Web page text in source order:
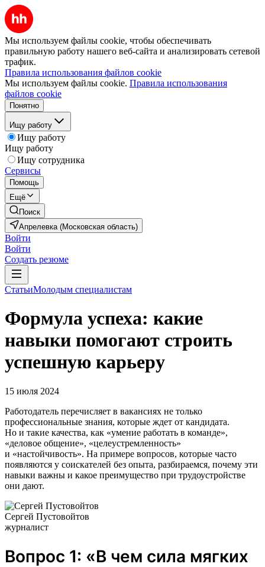
Мы используем файлы cookie, чтобы обеспечивать
правильную работу нашего веб-сайта и анализировать сетевой
трафик.
Правила использования файлов cookie
Мы используем файлы cookie. Правила использования
файлов cookie
Понятно
Ищу работу
Ищу работу
Ищу работу
Ищу сотрудника
Сервисы
Помощь
Ещё
Поиск
Апрелевка (Московская область)
Войти
Войти
Создать резюме
СтатьиМолодым специалистам
Формула успеха: какие
навыки помогают строить
успешную карьеру
15 июля 2024
Работодатель перечисляет в вакансиях не только
профессиональные знания, которые ждет от кандидата.
Но и такие качества, как «умение работать в команде»,
«деловое общение», «целеустремленность»
и «настойчивость». На примере вопросов, которые часто
появляются у соискателей без опыта, разбираемся, почему эти
навыки важны и какое преимущество при трудоустройстве
они дают.
Сергей Пустовойтов
журналист
Вопрос 1: «В чем сила мягких